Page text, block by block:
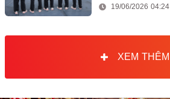
19/06/2026 04:24
XEM THÊM